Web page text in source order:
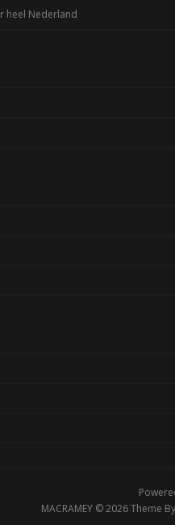
heel Nederland
MACRAMEY © 2026 Theme By